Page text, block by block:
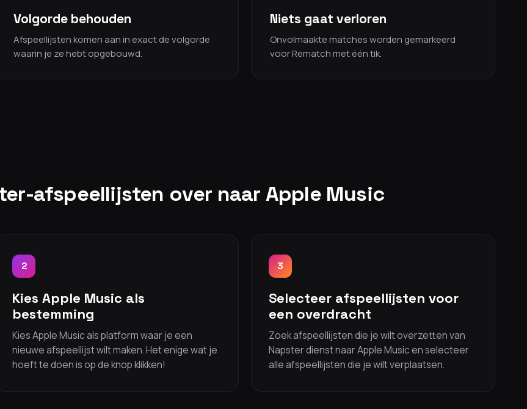
Volgorde behouden
Afspeellijsten komen aan in exact de volgorde
waarin je ze hebt opgebouwd.
Niets gaat verloren
Onvolmaakte matches worden gemarkeerd
voor Rematch met één tik.
afspeellijsten over naar Apple Music
2
Kies Apple Music als
bestemming
Kies Apple Music als platform waar je een
nieuwe afspeellijst wilt maken. Het enige wat je
hoeft te doen is op de knop klikken!
3
Selecteer afspeellijsten voor
een overdracht
Zoek afspeellijsten die je wilt overzetten van
Napster dienst naar Apple Music en selecteer
alle afspeellijsten die je wilt verplaatsen.